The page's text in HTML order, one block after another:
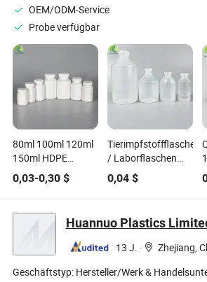
OEM/ODM-Service
Probe verfügbar
80ml 100ml 120ml
150ml HDPE
Tablettenmedizinflasche
für sichere und
geschützte
pharmazeutische
Lagerung mit CRC-
0,03-0,30 $
Tierimpfstoffflaschen
/ Laborflaschen
Quelle Fabrik
0,04$
Huannuo Plastics
13 J. ·
Zhejiang,
Geschäftstyp: Hersteller/Werk &